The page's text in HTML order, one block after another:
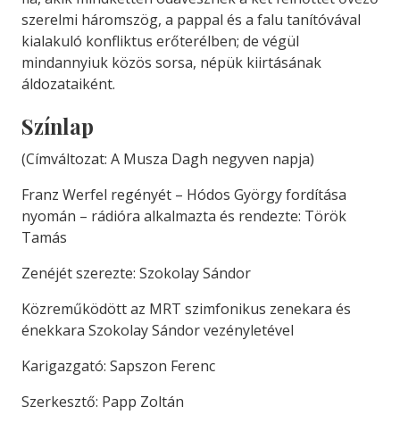
szerelmi háromszög, a pappal és a falu tanítóvával
kialakuló konfliktus erőterélben; de végül
mindannyiuk közös sorsa, népük kiirtásának
áldozataiként.
Színlap
(Címváltozat: A Musza Dagh negyven napja)
Franz Werfel regényét – Hódos György fordítása
nyomán – rádióra alkalmazta és rendezte: Török
Tamás
Zenéjét szerezte: Szokolay Sándor
Közreműködött az MRT szimfonikus zenekara és
énekkara Szokolay Sándor vezényletével
Karigazgató: Sapszon Ferenc
Szerkesztő: Papp Zoltán